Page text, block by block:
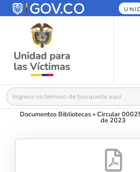
Buscar:
Documentos Bibliotecas»Circular
de 2023